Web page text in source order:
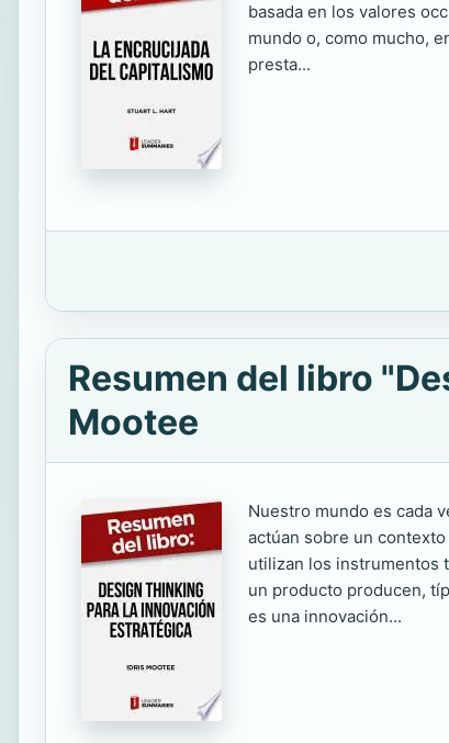
basada en los valores
mundo o, como mucho,
presta...
Resumen del libro
Mootee
Nuestro mundo es cada
actúan sobre un
utilizan los instrumentos
un producto producen,
es una innovación...